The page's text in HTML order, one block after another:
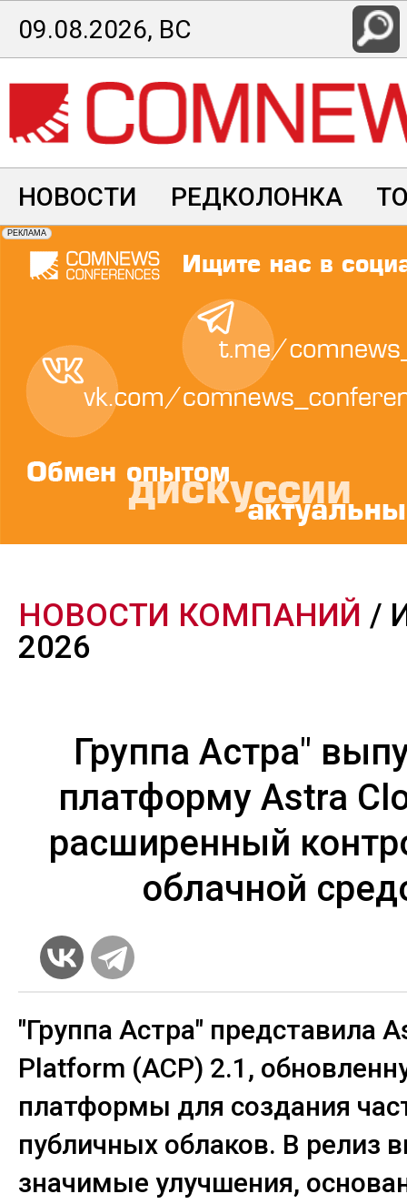
Перейти
к
основному
содержанию
09.08.2026, ВС
НОВОСТИ РЕДКОЛОНКА
НОВОСТИ КОМПАНИЙ /
2026
Группа Астра"
платформу Astra
расширенный
облачной
"Группа Астра" представила
Platform (ACP) 2.1,
платформы для создания
публичных облаков. В релиз
значимые улучшения,